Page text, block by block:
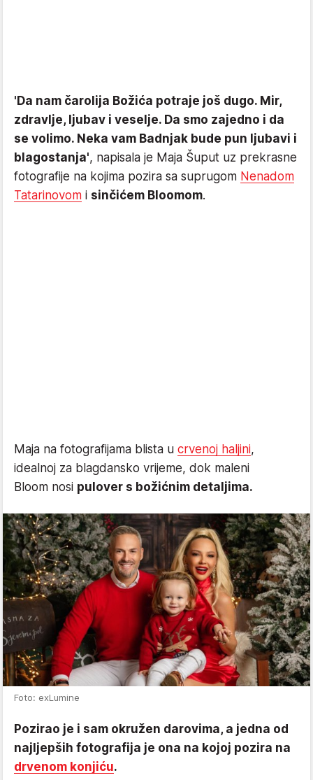
'Da nam čarolija Božića potraje još dugo. Mir,
zdravlje, ljubav i veselje. Da smo zajedno i da
se volimo. Neka vam Badnjak bude pun ljubavi i
blagostanja', napisala je Maja Šuput uz prekrasne
fotografije na kojima pozira sa suprugom Nenadom
Tatarinovom i sinčićem Bloomom.
Maja na fotografijama blista u crvenoj haljini,
idealnoj za blagdansko vrijeme, dok maleni
Bloom nosi pulover s božićnim detaljima.
Foto: exLumine
Pozirao je i sam okružen darovima, a jedna od
najljepših fotografija je ona na kojoj pozira na
drvenom konjiću.